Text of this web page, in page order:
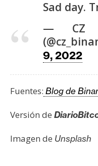
Sad day.
— CZ
9, 2022
Fuentes: Blog de
Versión de
Imagen de Unsplash